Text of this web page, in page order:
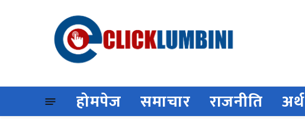
होमपेज समाचार राजनीति अर्थ